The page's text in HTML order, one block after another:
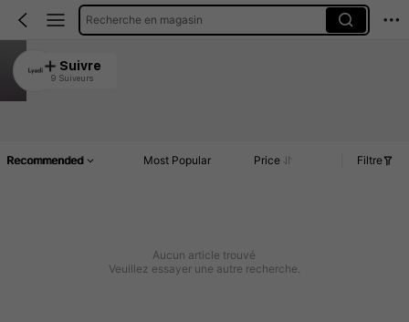
Recherche en magasin
Lyadi
4.81
Suivre
9 Suiveurs
Recommended Most Popular Price Filtre
Aucun article trouvé
Veuillez essayer une autre recherche.